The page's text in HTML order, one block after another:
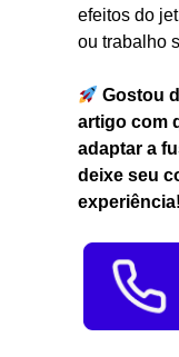
efeitos do
ou trabalho
Gostou
artigo com
adaptar a
deixe seu
experiência!